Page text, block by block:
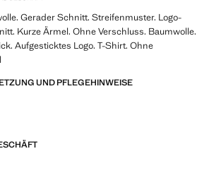
Gerader Schnitt. Streifenmuster. Logo-
Kurze Ärmel. Ohne Verschluss. Baumwolle.
Aufgesticktes Logo. T-Shirt. Ohne
UND PFLEGEHINWEISE